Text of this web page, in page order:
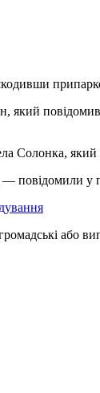
який
Солонка,
— повідомили у
або